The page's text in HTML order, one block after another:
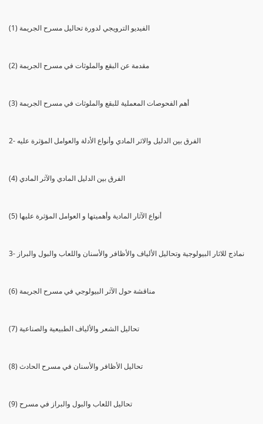
(1) الفيديو الترويجي لدورة تحاليل مسرح الجريمة
(2) مقدمة عن البقع والملوثات في مسرح الجريمة
(3) أهم الفحوصات المعملية للبقع والملوثات في مسرح الجريمة
2- الفرق بين الدليل والاثر المادي وأنواع الأدلة والعوامل المؤثرة عليه
(4) الفرق بين الدليل المادي والآثر المادي
(5) أنواع الآثار المادية وأهميتها و العوامل المؤثرة عليها
3- نماذج للاثار البيولوجية وتحاليل الألياف والأظافر والأسنان واللعاب والبول والبراز
(6) مناقشة حول الآثر البيولوجي في مسرح الجريمة
(7) تحاليل الشعر والألياف الطبيعية والصناعية
(8) تحاليل الأظافر والأسنان في مسرح الحادث
(9) تحاليل اللعاب والبول والبراز في مسرح